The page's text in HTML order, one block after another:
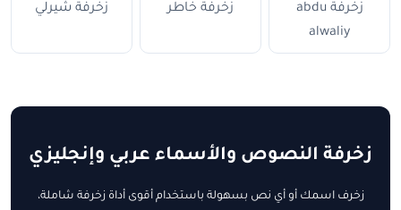
زخرفة abdu
alwaliy
زخرفة خاطر زخرفة شيرلي
زخرفة النصوص والأسماء عربي وإنجليزي
زخرف اسمك أو أي نص بسهولة باستخدام أقوى أداة زخرفة شاملة،